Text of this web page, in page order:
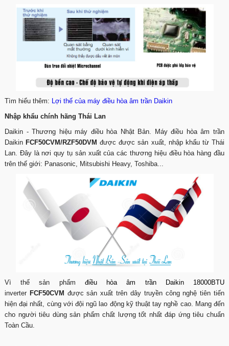
Tìm hiểu thêm:
Lợi thế của máy điều hòa âm trần Daikin
Nhập khẩu chính hãng Thái Lan
Daikin - Thương hiệu máy điều hòa Nhật Bản. Máy điều hòa âm trần
Daikin FCF50CVM/RZF50DVM được được sản xuất, nhập khẩu từ Thái
Lan. Đây là nơi quy tụ sản xuất của các thương hiệu điều hòa hàng đầu
trên thế giới: Panasonic, Mitsubishi Heavy, Toshiba...
Vì thế sản phẩm điều hòa âm trần Daikin 18000BTU
inverter FCF50CVM được sản xuất trên dây truyền công nghệ tiên tiến
hiện đại nhất, cùng với đội ngũ lao động kỹ thuật tay nghề cao. Mang đến
cho người tiêu dùng sản phẩm chất lượng tốt nhất đáp ứng tiêu chuẩn
Toàn Cầu.